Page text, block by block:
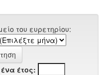
του ευρετηρίου:
έτος: